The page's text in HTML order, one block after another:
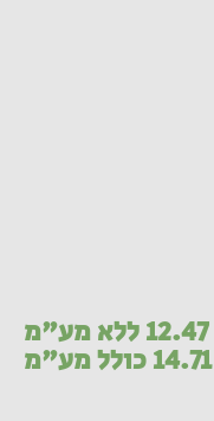
12.47ללא מע"מ
14.71כולל מע"מ